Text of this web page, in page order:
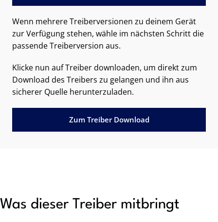
Wenn mehrere Treiberversionen zu deinem Gerät
zur Verfügung stehen, wähle im nächsten Schritt die
passende Treiberversion aus.
Klicke nun auf Treiber downloaden, um direkt zum
Download des Treibers zu gelangen und ihn aus
sicherer Quelle herunterzuladen.
Zum Treiber Download
Was dieser Treiber mitbringt